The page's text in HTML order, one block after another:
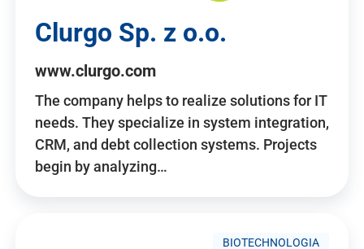
Clurgo Sp. z o.o.
www.clurgo.com
The company helps to realize solutions for IT
needs. They specialize in system integration,
CRM, and debt collection systems. Projects
begin by analyzing…
BIOTECHNOLOGIA